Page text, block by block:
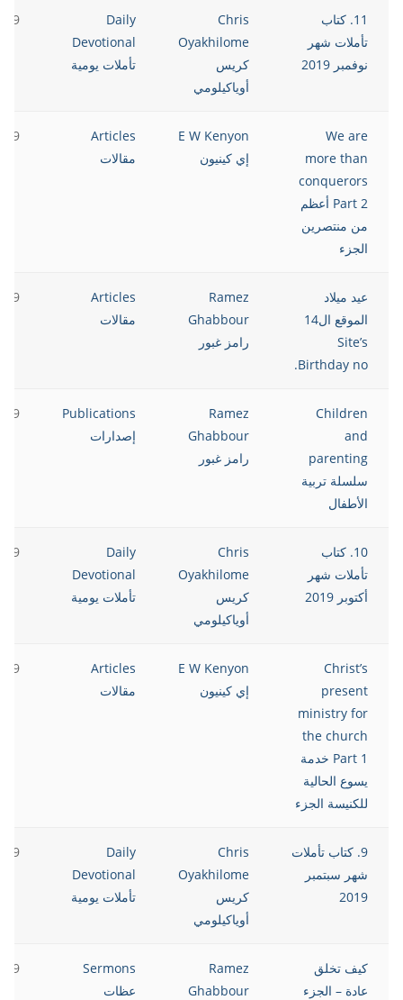
11. كتاب
تأملات شهر
نوفمبر 2019
Chris
Oyakhilome
كريس
أوياكيلومي
Daily
Devotional
تأملات يومية
We are
more than
conquerors
Part 2 أعظم
من منتصرين
الجزء
E W Kenyon
إي كينيون
Articles
مقالات
عيد ميلاد
الموقع ال14
Site’s
Birthday no.
Ramez
Ghabbour
رامز غبور
Articles
مقالات
Children
and
parenting
سلسلة تربية
الأطفال
Ramez
Ghabbour
رامز غبور
Publications
إصدارات
10. كتاب
تأملات شهر
أكتوبر 2019
Chris
Oyakhilome
كريس
أوياكيلومي
Daily
Devotional
تأملات يومية
Christ’s
present
ministry for
the church
Part 1 خدمة
يسوع الحالية
للكنيسة الجزء
E W Kenyon
إي كينيون
Articles
مقالات
9. كتاب تأملات
شهر سبتمبر
2019
Chris
Oyakhilome
كريس
أوياكيلومي
Daily
Devotional
تأملات يومية
كيف تخلق
عادة – الجزء
Ramez
Ghabbour
Sermons
عظات